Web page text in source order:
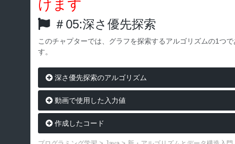
けます
＃05:深さ優先探索
このチャプターでは、グラフを探索するアルゴリズムの1つ
す。
深さ優先探索のアルゴリズム
動画で使用した入力値
作成したコード